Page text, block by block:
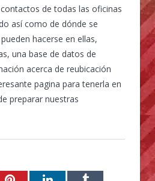
de todas las oficinas
así como de dónde se
hacerse en ellas,
una base de datos de
acerca de reubicación
pagina para tenerla en
preparar nuestras